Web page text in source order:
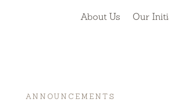
About Us Our
ANNOUNCEMENTS